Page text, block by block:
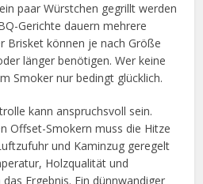
paar Würstchen gegrillt werden
Gerichte dauern mehrere
Brisket können je nach Größe
länger benötigen. Wer keine
Smoker nur bedingt glücklich.
kann anspruchsvoll sein.
Offset-Smokern muss die Hitze
und Kaminzug geregelt
Holzqualität und
Ergebnis. Ein dünnwandiger